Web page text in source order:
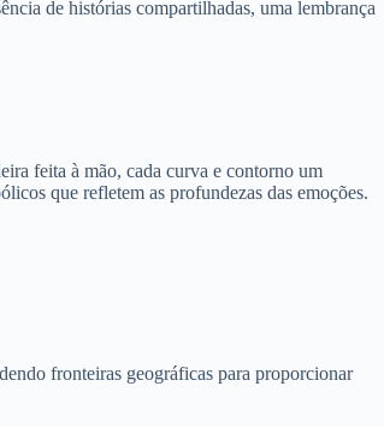
de histórias compartilhadas, uma lembrança
feita à mão, cada curva e contorno um
que refletem as profundezas das emoções.
fronteiras geográficas para proporcionar